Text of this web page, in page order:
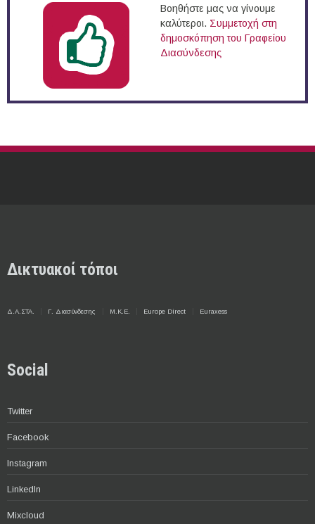
Βοηθήστε μας να γίνουμε
καλύτεροι. Συμμετοχή στη
δημοσκόπηση του Γραφείου
Διασύνδεσης
Δικτυακοί τόποι
Δ.Α.ΣΤΑ. Γ. Διασύνδεσης Μ.Κ.Ε. Europe Direct Euraxess
Social
Twitter
Facebook
Instagram
LinkedIn
Mixcloud